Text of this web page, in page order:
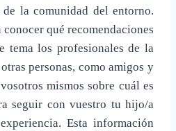
la comunidad del entorno.
conocer qué recomendaciones
tema los profesionales de la
personas, como amigos y
mismos sobre cuál es
seguir con vuestro tu hijo/a
Esta información